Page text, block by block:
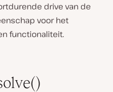
drive van de
voor het
functionaliteit.